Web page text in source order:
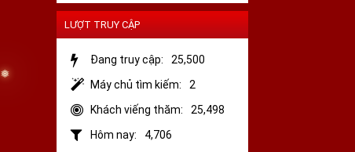
❆
LƯỢT TRUY CẬP
Đang truy cập:
25,500
Máy chủ tìm kiếm:
2
Khách viếng thăm:
25,498
Hôm nay:
4,706